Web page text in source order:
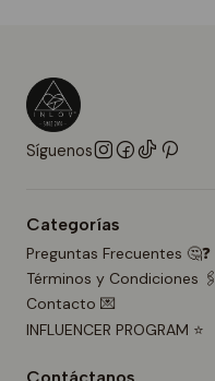
Síguenos
Categorías
Preguntas Frecuentes 🤔❓
Términos y Condiciones 🖇️
Contacto 💌
INFLUENCER PROGRAM ⭐